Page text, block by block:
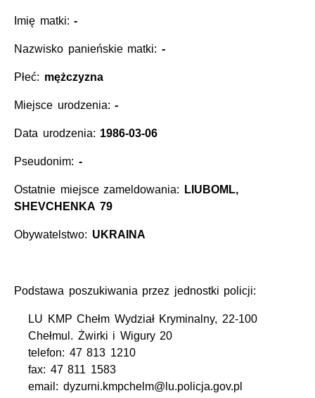
Imię matki:-
Nazwisko panieńskie matki: -
Płeć: mężczyzna
Miejsce urodzenia:-
Data urodzenia: 1986-03-06
Pseudonim: -
Ostatnie miejsce zameldowania:
LIUBOML,
SHEVCHENKA 79
Obywatelstwo: UKRAINA
Podstawa poszukiwania przez jednostki policji:
LU KMP Chełm Wydział Kryminalny, 22-100
Chełmul. Żwirki i Wigury 20
telefon: 47 813 1210
fax: 47 811 1583
email: dyzurni.kmpchelm@lu.policja.gov.pl